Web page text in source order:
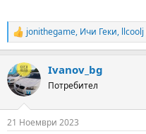
R
e
c
t
i
s
jonithegame, Ичи Геки, llcoolj
Ivanov_bg
Потребител
21 Ноември 2023